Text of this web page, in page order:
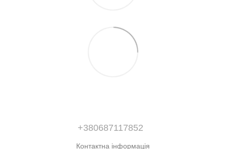
+380687117852
Контактна інформація